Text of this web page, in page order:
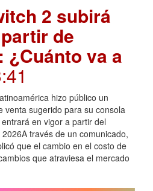
2 subirá
de
¿Cuánto va a
hizo público un
venta sugerido para su consola
en vigor a partir del
través de un comunicado,
que el cambio en el costo de
que atraviesa el mercado